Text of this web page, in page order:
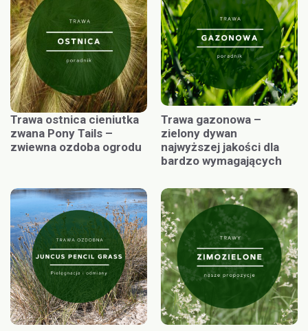
Trawa ostnica cieniutka
zwana Pony Tails –
zwiewna ozdoba ogrodu
Trawa gazonowa –
zielony dywan
najwyższej jakości dla
bardzo wymagających